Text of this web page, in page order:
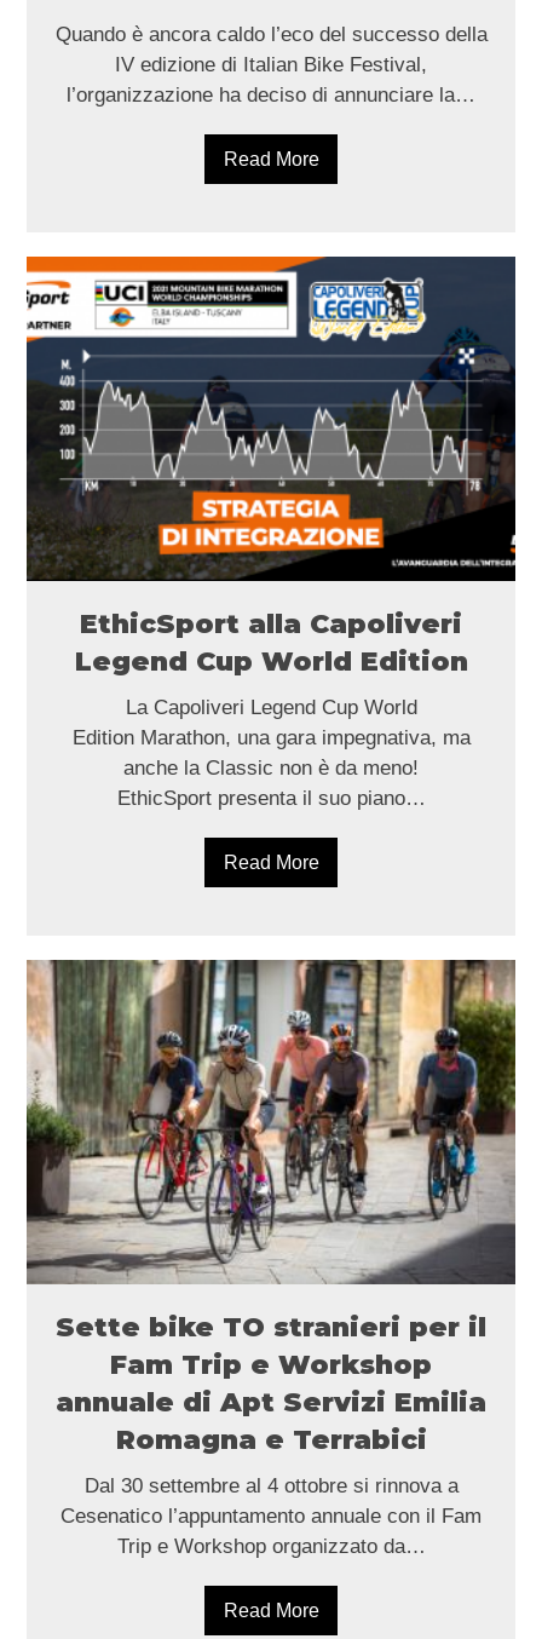
Quando è ancora caldo l’eco del successo della
IV edizione di Italian Bike Festival,
l’organizzazione ha deciso di annunciare la…
Read More
EthicSport alla Capoliveri
Legend Cup World Edition
La Capoliveri Legend Cup World
Edition Marathon, una gara impegnativa, ma
anche la Classic non è da meno!
EthicSport presenta il suo piano…
Read More
Sette bike TO stranieri per il
Fam Trip e Workshop
annuale di Apt Servizi Emilia
Romagna e Terrabici
Dal 30 settembre al 4 ottobre si rinnova a
Cesenatico l’appuntamento annuale con il Fam
Trip e Workshop organizzato da…
Read More